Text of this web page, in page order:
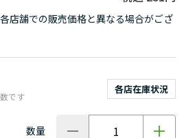
店舗での販売価格と異なる場合がござ
各店在庫状況
です
数量